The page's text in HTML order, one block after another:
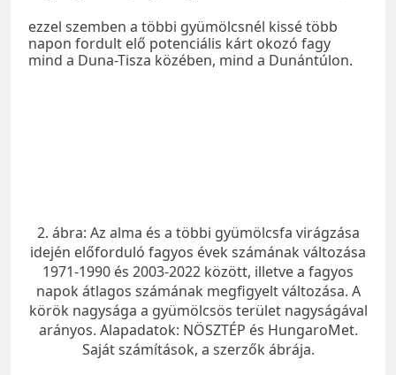
ezzel szemben a többi gyümölcsnél kissé több
napon fordult elő potenciális kárt okozó fagy
mind a Duna-Tisza közében, mind a Dunántúlon.
2. ábra: Az alma és a többi gyümölcsfa virágzása
idején előforduló fagyos évek számának változása
1971-1990 és 2003-2022 között, illetve a fagyos
napok átlagos számának megfigyelt változása. A
körök nagysága a gyümölcsös terület nagyságával
arányos. Alapadatok: NÖSZTÉP és HungaroMet.
Saját számítások, a szerzők ábrája.